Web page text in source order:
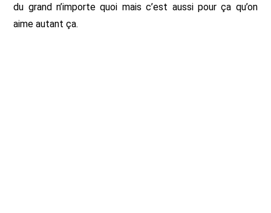
du grand n’importe quoi mais c’est aussi pour ça qu’on
aime autant ça.